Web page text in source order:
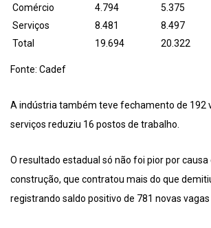
Comércio
4.794 5.375
Serviços
8.481 8.497
Total
19.694 20.322
Fonte: Cadef
A indústria também teve fechamento de 192
serviços reduziu 16 postos de trabalho.
O resultado estadual só não foi pior por causa
construção, que contratou mais do que
registrando saldo positivo de 781 novas